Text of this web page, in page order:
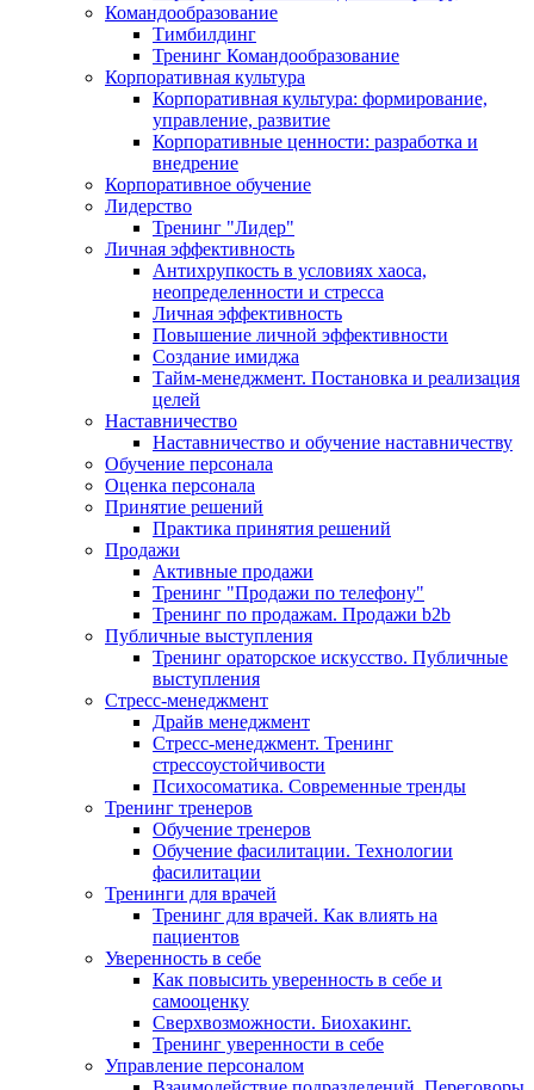
Командообразование
Тимбилдинг
Тренинг Командообразование
Корпоративная культура
Корпоративная культура: формирование,
управление, развитие
Корпоративные ценности: разработка и
внедрение
Корпоративное обучение
Лидерство
Тренинг "Лидер"
Личная эффективность
Антихрупкость в условиях хаоса,
неопределенности и стресса
Личная эффективность
Повышение личной эффективности
Создание имиджа
Тайм-менеджмент. Постановка и реализация
целей
Наставничество
Наставничество и обучение наставничеству
Обучение персонала
Оценка персонала
Принятие решений
Практика принятия решений
Продажи
Активные продажи
Тренинг "Продажи по телефону"
Тренинг по продажам. Продажи b2b
Публичные выступления
Тренинг ораторское искусство. Публичные
выступления
Стресс-менеджмент
Драйв менеджмент
Стресс-менеджмент. Тренинг
стрессоустойчивости
Психосоматика. Современные тренды
Тренинг тренеров
Обучение тренеров
Обучение фасилитации. Технологии
фасилитации
Тренинги для врачей
Тренинг для врачей. Как влиять на
пациентов
Уверенность в себе
Как повысить уверенность в себе и
самооценку
Сверхвозможности. Биохакинг.
Тренинг уверенности в себе
Управление персоналом